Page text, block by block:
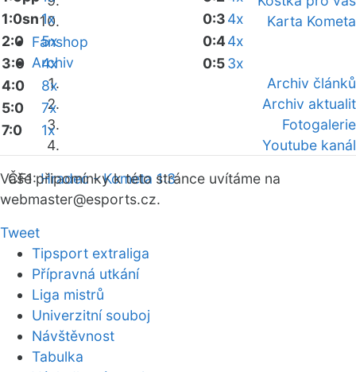
Karta Kometa
Fanshop
Archiv
Archiv článků
Archiv aktualit
Fotogalerie
Youtube kanál
ČF1:Hradec - Kometa 1:3
1:0sn1x
2:0
5x
3:0
4x
4:0
8x
5:0
7x
7:0
1x
0:34x
0:44x
0:53x
Vaše připomínky k této stránce uvítáme na
webmaster@esports.cz.
Tweet
Tipsport extraliga
Přípravná utkání
Liga mistrů
Univerzitní souboj
Návštěvnost
Tabulka